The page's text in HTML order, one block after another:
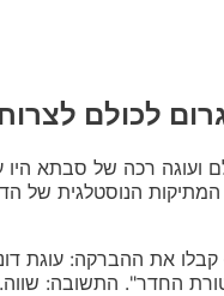
לכולם לצרוח
רכה של סבתא היו
הנוסטלגית של
את ההברקה: עוגת
החדר". התשובה: